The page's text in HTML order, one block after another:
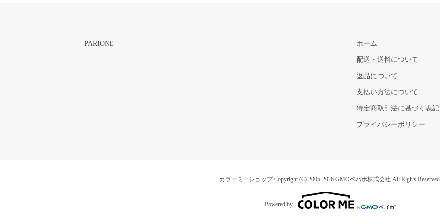
PARIONE ホーム
配送・送料について
返品について
支払い方法について
特定商取引法に基づく表記
プライバシーポリシー
カラーミーショップCopyright (C) 2005-2026 GMOペパボ株式会社 All Rights Reserved.
Powered by